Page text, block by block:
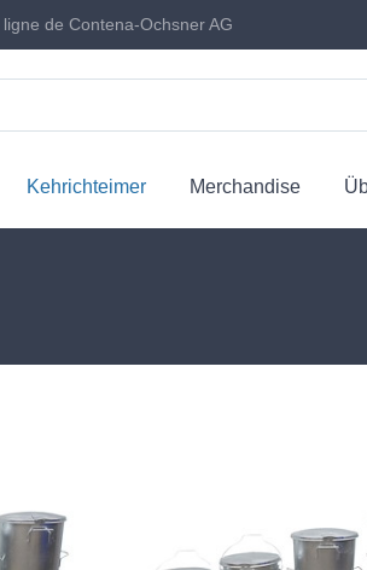
de Contena-Ochsner AG
Kehrichteimer Merchandise